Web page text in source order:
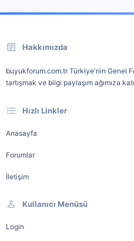
Hakkımızda
buyukforum.com.tr Türkiye'nin Genel
tartışmak ve bilgi paylaşım ağımıza
Hızlı Linkler
Anasayfa
Forumlar
İletişim
Kullanıcı Menüsü
Login